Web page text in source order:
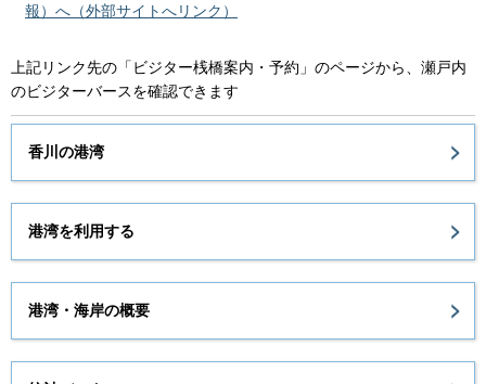
報）へ（外部サイトへリンク）
上記リンク先の「ビジター桟橋案内・予約」のページから、瀬戸内
のビジターバースを確認できます
香川の港湾
港湾を利用する
港湾・海岸の概要